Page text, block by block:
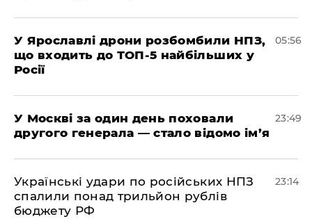
У Ярославлі дрони розбомбили НПЗ,
що входить до ТОП-5 найбільших у
Росії
05:56
​У Москві за один день поховали
другого генерала — стало відомо ім’я
23:49
​Українські удари по російських НПЗ
спалили понад трильйон рублів
бюджету РФ
23:14